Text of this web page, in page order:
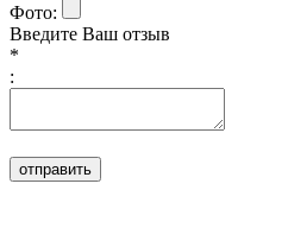
Фото:
Введите Ваш отзыв
*
: